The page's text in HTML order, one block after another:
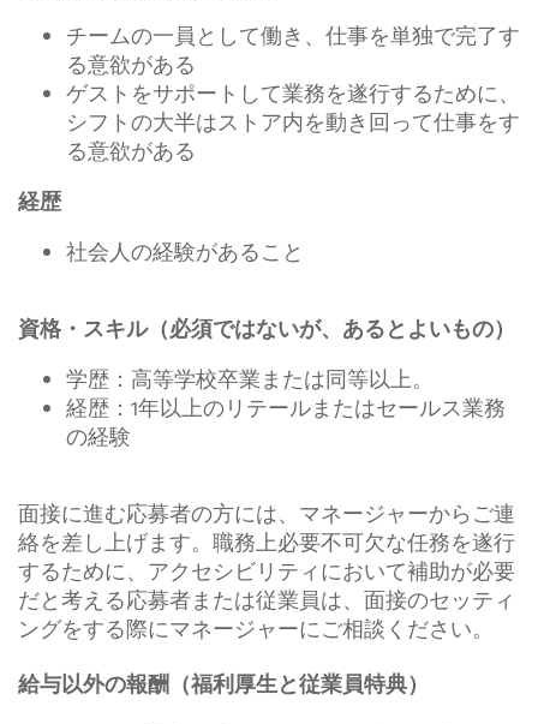
チームの一員として働き、仕事を単独で完了す
る意欲がある
ゲストをサポートして業務を遂行するために、
シフトの大半はストア内を動き回って仕事をす
る意欲がある
経歴
社会人の経験があること
資格・スキル（必須ではないが、あるとよいもの）
学歴：高等学校卒業または同等以上。
経歴：1年以上のリテールまたはセールス業務
の経験
面接に進む応募者の方には、マネージャーからご連
絡を差し上げます。職務上必要不可欠な任務を遂行
するために、アクセシビリティにおいて補助が必要
だと考える応募者または従業員は、面接のセッティ
ングをする際にマネージャーにご相談ください。
給与以外の報酬（福利厚生と従業員特典）